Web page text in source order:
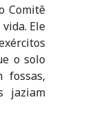
Comitê
Ele
o solo
fossas,
jaziam